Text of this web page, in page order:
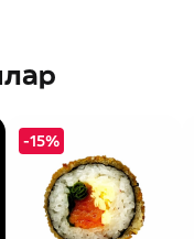
-15%